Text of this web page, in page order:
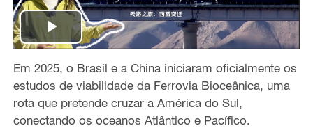
P
l
a
Em 2025, o Brasil e a China iniciaram oficialmente os
estudos de viabilidade da Ferrovia Bioceânica, uma
rota que pretende cruzar a América do Sul,
conectando os oceanos Atlântico e Pacífico.